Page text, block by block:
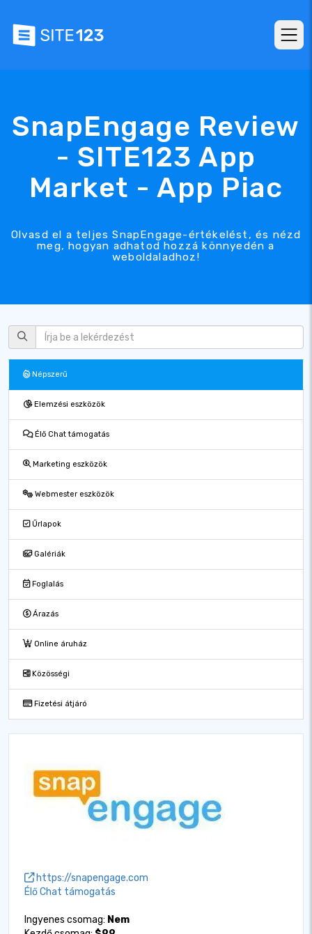
SnapEngage Review
- SITE123 App
Market - App Piac
Olvasd el a teljes SnapEngage-értékelést, és nézd
meg, hogyan adhatod hozzá könnyedén a
weboldaladhoz!
Népszerű
Elemzési eszközök
Élő Chat támogatás
Marketing eszközök
Webmester eszközök
Űrlapok
Galériák
Foglalás
Árazás
Online áruház
Közösségi
Fizetési átjáró
https://snapengage.com
Élő Chat támogatás
Ingyenes csomag: Nem